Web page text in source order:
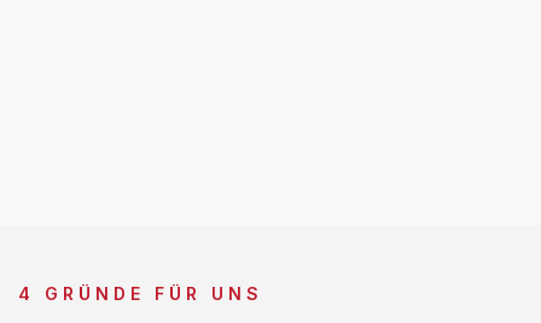
4 GRÜNDE FÜR UNS